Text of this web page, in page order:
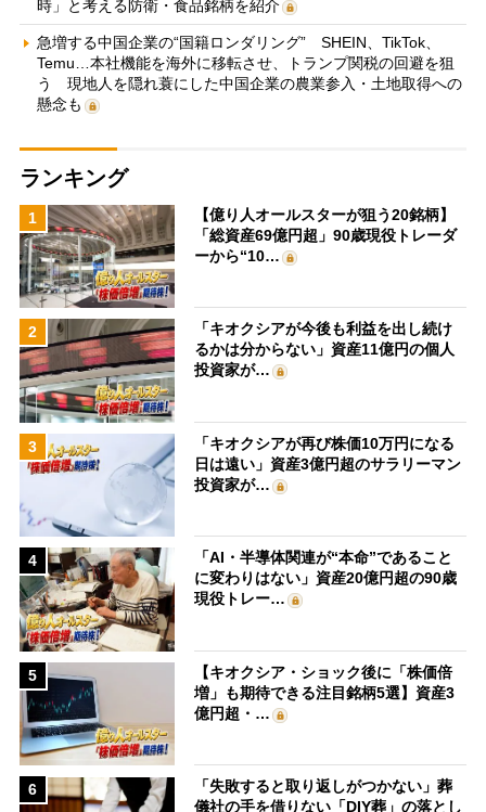
時」と考える防衛・食品銘柄を紹介
急増する中国企業の“国籍ロンダリング” SHEIN、TikTok、
Temu…本社機能を海外に移転させ、トランプ関税の回避を狙
う 現地人を隠れ蓑にした中国企業の農業参入・土地取得への
懸念も
ランキング
1
【億り人オールスターが狙う20銘柄】
「総資産69億円超」90歳現役トレーダ
ーから“10…
2
「キオクシアが今後も利益を出し続け
るかは分からない」資産11億円の個人
投資家が…
3
「キオクシアが再び株価10万円になる
日は遠い」資産3億円超のサラリーマン
投資家が…
4
「AI・半導体関連が“本命”であること
に変わりはない」資産20億円超の90歳
現役トレー…
5
【キオクシア・ショック後に「株価倍
増」も期待できる注目銘柄5選】資産3
億円超・…
6
「失敗すると取り返しがつかない」葬
儀社の手を借りない「DIY葬」の落とし